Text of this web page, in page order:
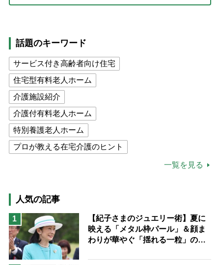
話題のキーワード
サービス付き高齢者向け住宅
住宅型有料老人ホーム
介護施設紹介
介護付有料老人ホーム
特別養護老人ホーム
プロが教える在宅介護のヒント
猫が母になつきません
息子の遠距離介護サバイバル術
兄がボケました
便利なサービス
予防法
一覧を見る
人気の記事
1
【紀子さまのジュエリー術】夏に
映える「メタル枠パール」＆顔ま
わりが華やぐ「揺れる一粒」の使